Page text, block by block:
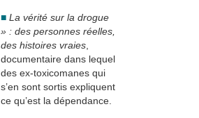
■ La vérité sur la drogue
» : des personnes réelles,
des histoires vraies
documentaire dans lequel
des ex-toxicomanes qui
s’en sont sortis expliquent
ce qu’est la dépendance.